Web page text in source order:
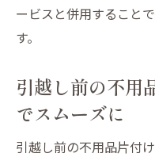
ービスと併用すること
す。
引越し前の不用
でスムーズに
引越し前の不用品片付